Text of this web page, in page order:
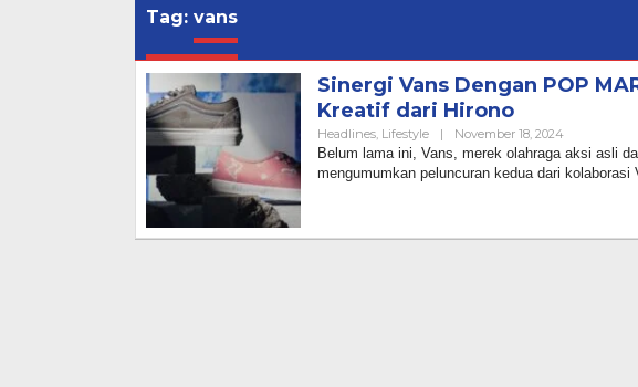
Tag: vans
Sinergi Vans Dengan POP
Kreatif dari Hirono
Headlines, Lifestyle | November 18, 2024By
Admin
Belum lama ini, Vans, merek olahraga aksi asli
mengumumkan peluncuran kedua dari kolaborasi